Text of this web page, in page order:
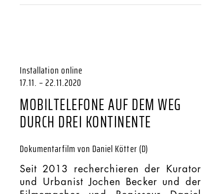
Installation online
17.11. – 22.11.2020
MOBILTELEFONE AUF DEM WEG
DURCH DREI KONTINENTE
Dokumentarfilm von Daniel Kötter (D)
Seit 2013 recherchieren der Kurator
und Urbanist Jochen Becker und der